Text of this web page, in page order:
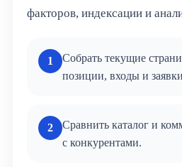
факторов, индексации и
1
Собрать текущие
позиции, входы и
2
Сравнить каталог и
с конкурентами.